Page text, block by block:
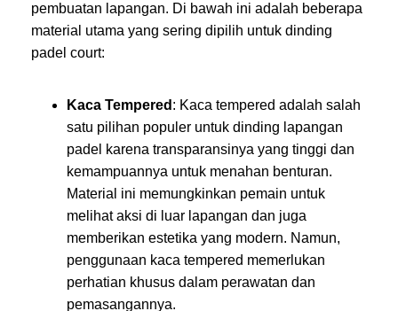
pembuatan lapangan. Di bawah ini adalah beberapa
material utama yang sering dipilih untuk dinding
padel court:
Kaca Tempered : Kaca tempered adalah salah
satu pilihan populer untuk dinding lapangan
padel karena transparansinya yang tinggi dan
kemampuannya untuk menahan benturan.
Material ini memungkinkan pemain untuk
melihat aksi di luar lapangan dan juga
memberikan estetika yang modern. Namun,
penggunaan kaca tempered memerlukan
perhatian khusus dalam perawatan dan
pemasangannya.